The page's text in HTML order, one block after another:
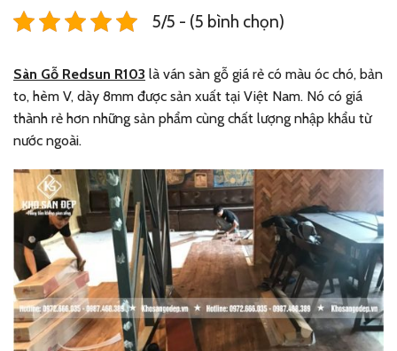
5/5 - (5 bình chọn)
Sàn Gỗ Redsun R103 là ván sàn gỗ giá rẻ có màu óc chó, bản
to, hèm V, dày 8mm được sản xuất tại Việt Nam. Nó có giá
thành rẻ hơn những sản phẩm cùng chất lượng nhập khẩu từ
nước ngoài.